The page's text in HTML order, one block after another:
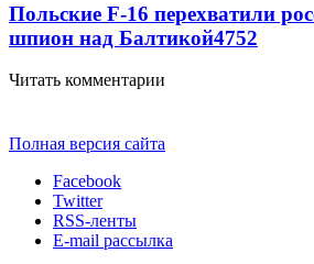
Польские F-16 перехватили
шпион над Балтикой4752
Читать комментарии
Полная версия сайта
Facebook
Twitter
RSS-ленты
E-mail рассылка